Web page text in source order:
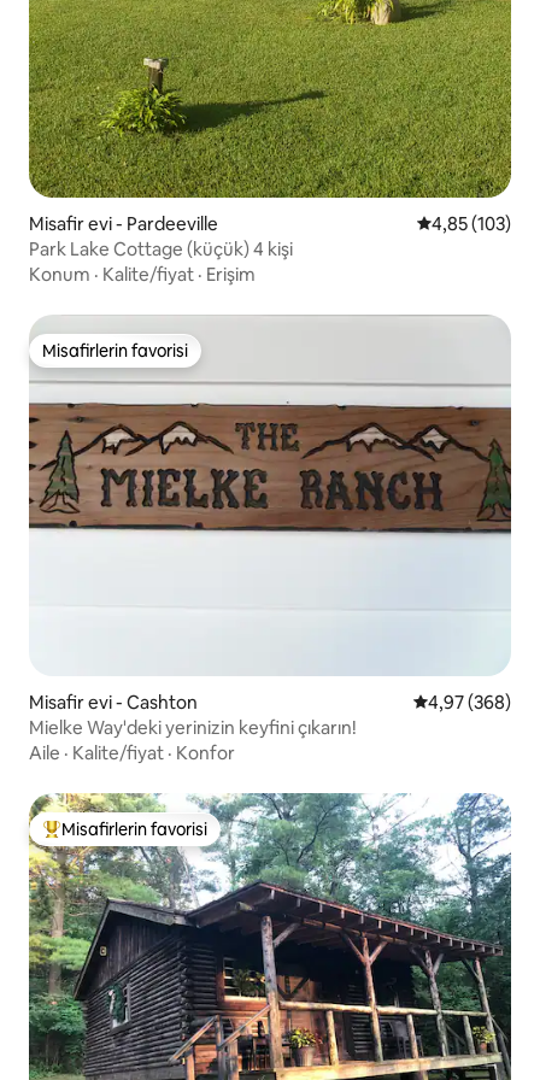
Misafir evi - Pardeeville 5 üzerinden
4,85 (103)
Park Lake Cottage (küçük) 4 kişi
Konum · Kalite/fiyat · Erişim
Misafirlerin favorisi
Misafirlerin favorisi
Misafir evi - Cashton 5 üzerinden
4,97 (368)
Mielke Way'deki yerinizin keyfini çıkarın!
Aile · Kalite/fiyat · Konfor
Misafirlerin favorilerinden en beğenilenler arasında
Misafirlerin favorisi